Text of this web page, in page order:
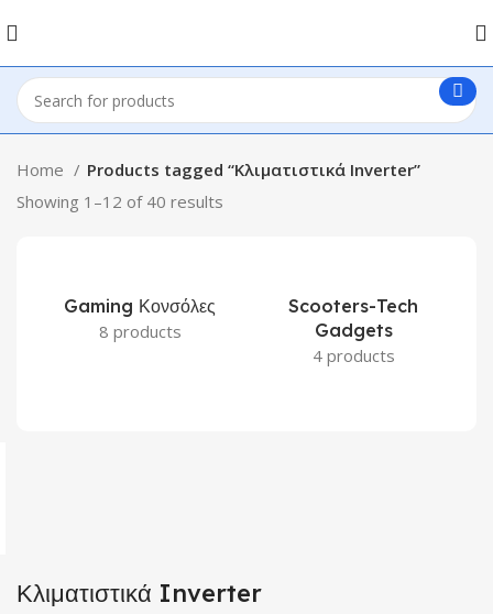
Home
Products tagged “Κλιματιστικά Inverter”
Showing 1–12 of 40 results
Gaming Κονσόλες
8 products
Scooters-Tech
Gadgets
4 products
Κλιματιστικά Inverter